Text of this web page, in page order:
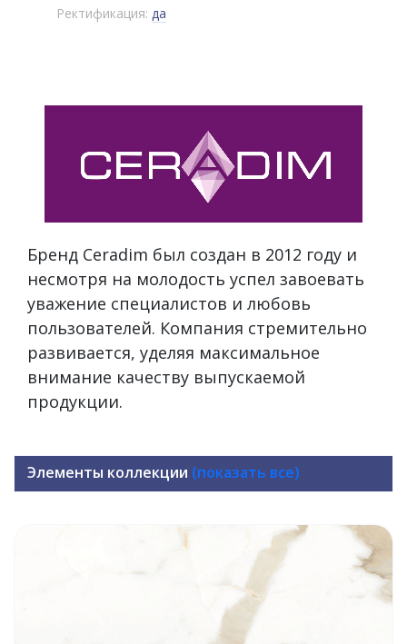
Ректификация: да
Бренд Ceradim был создан в 2012 году и
несмотря на молодость успел завоевать
уважение специалистов и любовь
пользователей. Компания стремительно
развивается, уделяя максимальное
внимание качеству выпускаемой
продукции.
Элементы коллекции (показать все)